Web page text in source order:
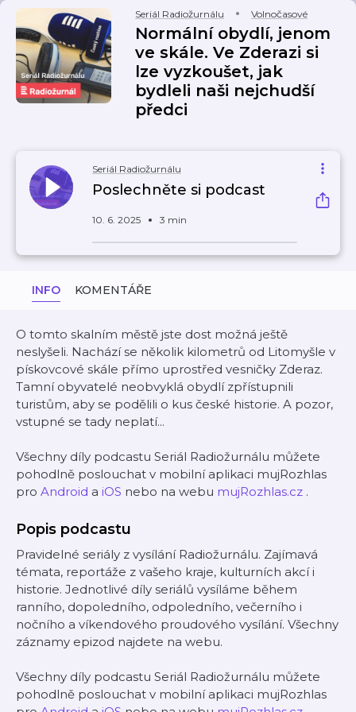
Seriál Radiožurnálu Volnočasové
Normální obydlí, jenom
ve skále. Ve Zderazi si
lze vyzkoušet, jak
bydleli naši nejchudší
předci
Seriál Radiožurnálu
Poslechněte si podcast
10. 6. 2025 3 min
INFO KOMENTÁŘE
O tomto skalním městě jste dost možná ještě
neslyšeli. Nachází se několik kilometrů od Litomyšle v
pískovcové skále přímo uprostřed vesničky Zderaz.
Tamní obyvatelé neobvyklá obydlí zpřístupnili
turistům, aby se podělili o kus české historie. A pozor,
vstupné se tady neplatí...
Všechny díly podcastu Seriál Radiožurnálu můžete
pohodlně poslouchat v mobilní aplikaci mujRozhlas
pro Android a iOS nebo na webu mujRozhlas.cz .
Popis podcastu
Pravidelné seriály z vysílání Radiožurnálu. Zajímavá
témata, reportáže z vašeho kraje, kulturních akcí i
historie. Jednotlivé díly seriálů vysíláme během
ranního, dopoledního, odpoledního, večerního i
nočního a víkendového proudového vysílání. Všechny
záznamy epizod najdete na webu.
Všechny díly podcastu Seriál Radiožurnálu můžete
pohodlně poslouchat v mobilní aplikaci mujRozhlas